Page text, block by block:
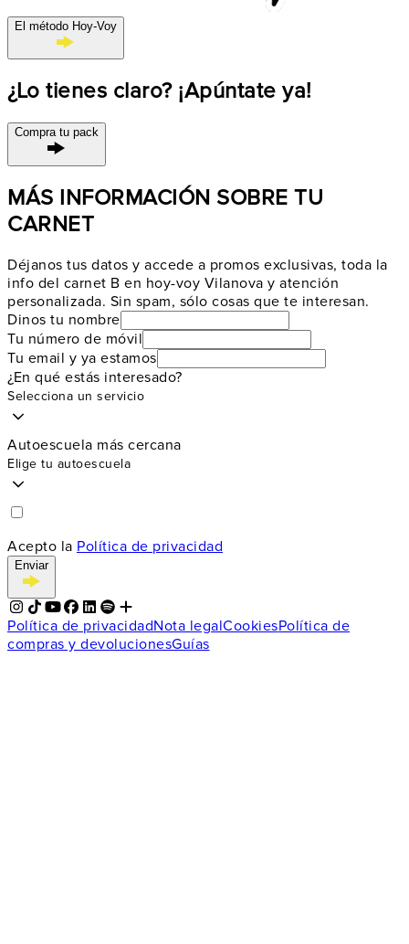
El método Hoy-Voy
¿Lo tienes claro? ¡Apúntate ya!
Compra tu pack
MÁS INFORMACIÓN SOBRE TU
CARNET
Déjanos tus datos y accede a promos exclusivas, toda la
info del carnet B en hoy-voy Vilanova y atención
personalizada. Sin spam, sólo cosas que te interesan.
Dinos tu nombre
Tu número de móvil
Tu email y ya estamos
¿En qué estás interesado?
Selecciona un servicio
Autoescuela más cercana
Elige tu autoescuela
Acepto la Política de privacidad
Enviar
Política de privacidadNota legalCookiesPolítica de
compras y devolucionesGuías